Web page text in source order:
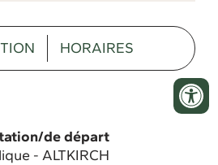
HORAIRES
de départ
- ALTKIRCH